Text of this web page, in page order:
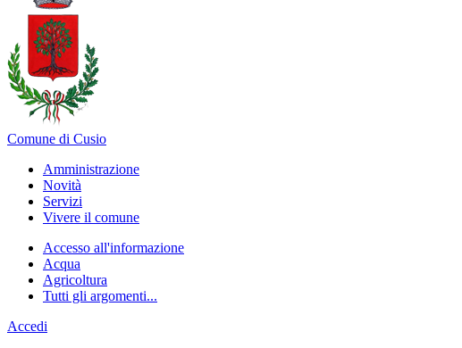
Comune di Cusio
Amministrazione
Novità
Servizi
Vivere il comune
Accesso all'informazione
Acqua
Agricoltura
Tutti gli argomenti...
Accedi